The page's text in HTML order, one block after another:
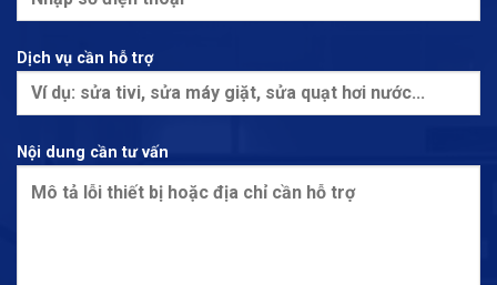
Dịch vụ cần hỗ trợ
Nội dung cần tư vấn